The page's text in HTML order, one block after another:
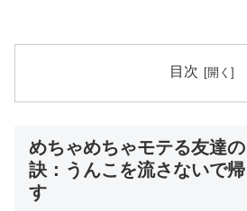
目次
めちゃめちゃモテる友達
訣：うんこを流さないで
す